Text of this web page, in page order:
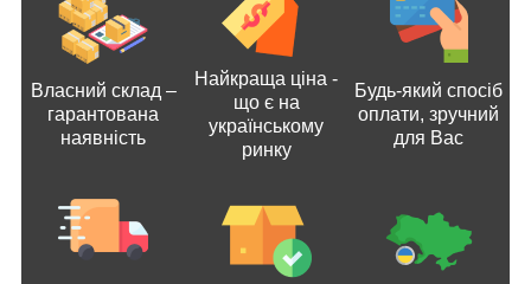
Власний склад –
гарантована
наявність
Найкраща ціна -
що є на
українському
ринку
Будь-який спосіб
оплати, зручний
для Вас